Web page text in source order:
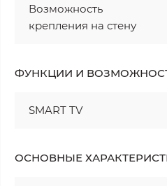
Возможность
крепления на стену
ФУНКЦИИ И
SMART TV
ОСНОВНЫЕ